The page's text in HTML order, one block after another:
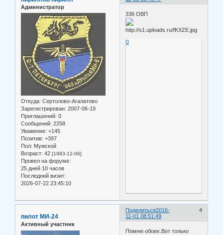
Администратор
Откуда: Сертолово-Агалатово
Зарегистрирован: 2007-06-19
Приглашений: 0
Сообщений: 2258
Уважение: +145
Позитив: +397
Пол: Мужской
Возраст: 42 [1983-12-06]
Провел на форуме:
25 дней 10 часов
Последний визит:
2026-07-22 23:45:10
336 ОВП
0
Поделиться 4
2016-
11-01 08:51:49
пилот МИ-24
Активный участник
Помню обоих.Вот только